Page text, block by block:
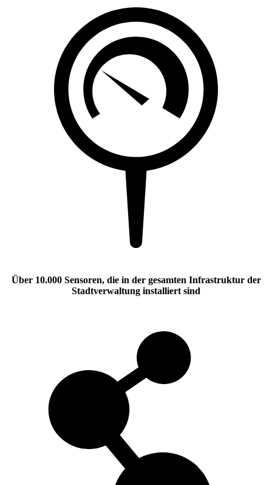
Über 10.000 Sensoren, die in der gesamten Infrastruktur der
Stadtverwaltung installiert sind